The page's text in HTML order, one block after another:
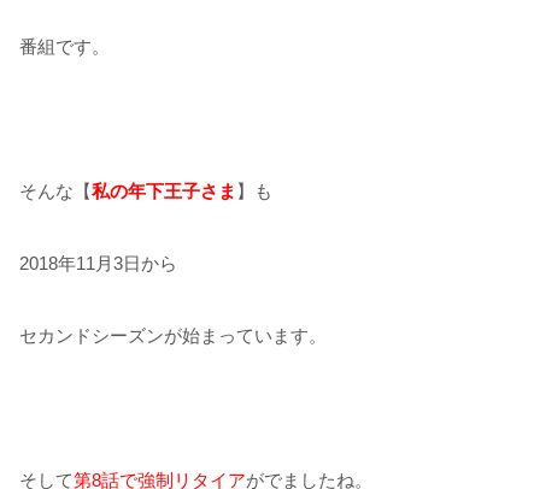
番組です。
そんな【私の年下王子さま 】も
2018年11月3日から
セカンドシーズンが始まっています。
そして第8話で強制リタイアがでましたね。